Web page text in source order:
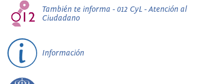
También te informa - 012 CyL - Atención al
Ciudadano
Información